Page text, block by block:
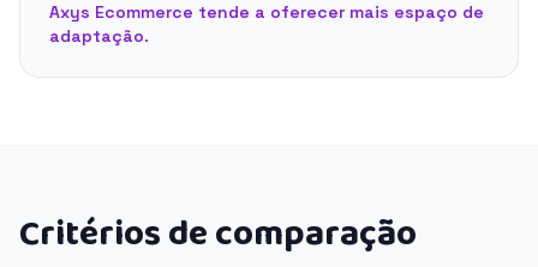
Axys Ecommerce tende a oferecer mais espaço de
adaptação.
Critérios de comparação